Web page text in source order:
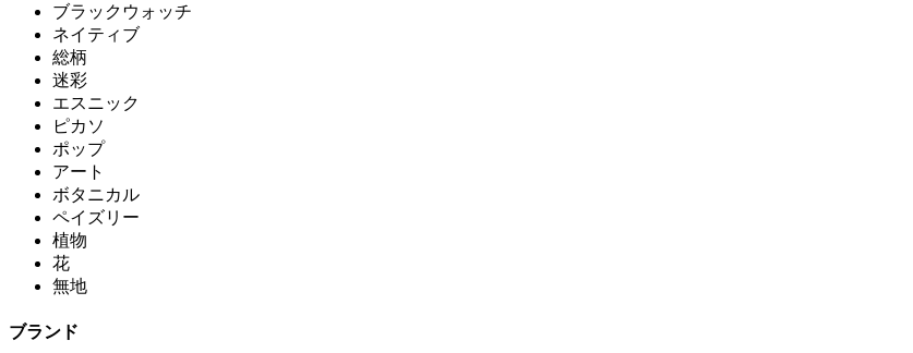
ブラックウォッチ
ネイティブ
総柄
迷彩
エスニック
ピカソ
ポップ
アート
ボタニカル
ペイズリー
植物
花
無地
ブランド